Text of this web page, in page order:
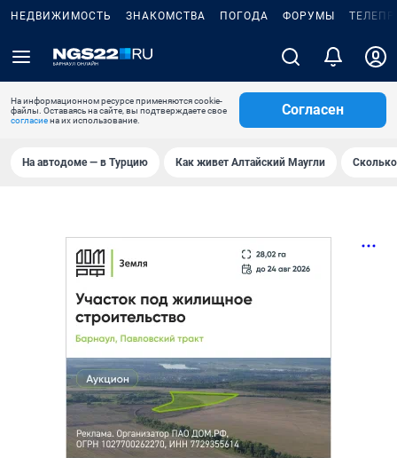
НЕДВИЖИМОСТЬ ЗНАКОМСТВА ПОГОДА ФОРУМЫ
На информационном ресурсе применяются cookie-
файлы. Оставаясь на сайте, вы подтверждаете свое
согласиена их использование.
Согласен
На автодоме — в Турцию Как живет Алтайский Маугли